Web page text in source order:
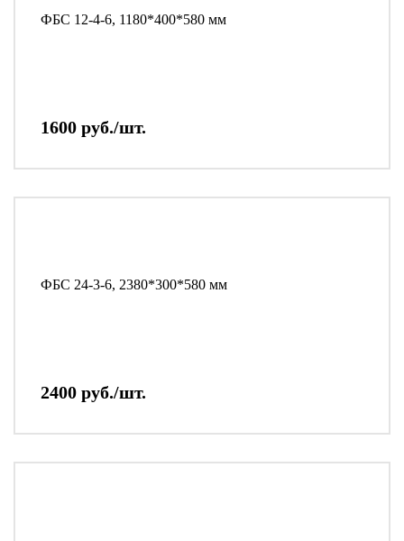
ФБС 12-4-6, 1180*400*580 мм
1600 руб./шт.
ФБС 24-3-6, 2380*300*580 мм
2400 руб./шт.